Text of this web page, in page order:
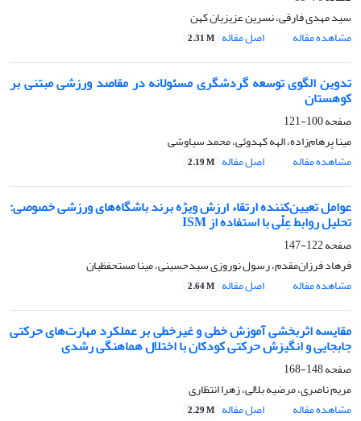
سید مهدی فارقی، نسرین عزیزیان کهن
مشاهده مقاله
اصل مقاله 2.31 M
تدوین الگوی توسعه گردشگری مسئولانه در مقاصد ورزشی مبتنی بر
کوهستان
صفحه100-121
مینا پرهام‌زاده، الهه کهدوئی، محمد سیاوشی
مشاهده مقاله
اصل مقاله 2.19 M
عوامل تعیین‌کننده ارتقاء ارزش ویژه برند باشگاه‌های ورزشی خصوصی:
تحلیل روابط عِلّی با استفاده از ISM
صفحه122-147
فرهاد فرزان‌مقدم، رسول نوروزی سیدحسینی، مینا مستحفظیان
مشاهده مقاله
اصل مقاله 2.64 M
مقایسه اثربخشی آموزش خطی و غیرخطی بر عملکرد مهارت‌های حرکتی
جابجایی و انگیزش حرکتی کودکان با اختلال هماهنگی رشدی
صفحه148-168
مریم ناصری، مرضیه بلالی، زهرا انتظاری
مشاهده مقاله
اصل مقاله 2.29 M